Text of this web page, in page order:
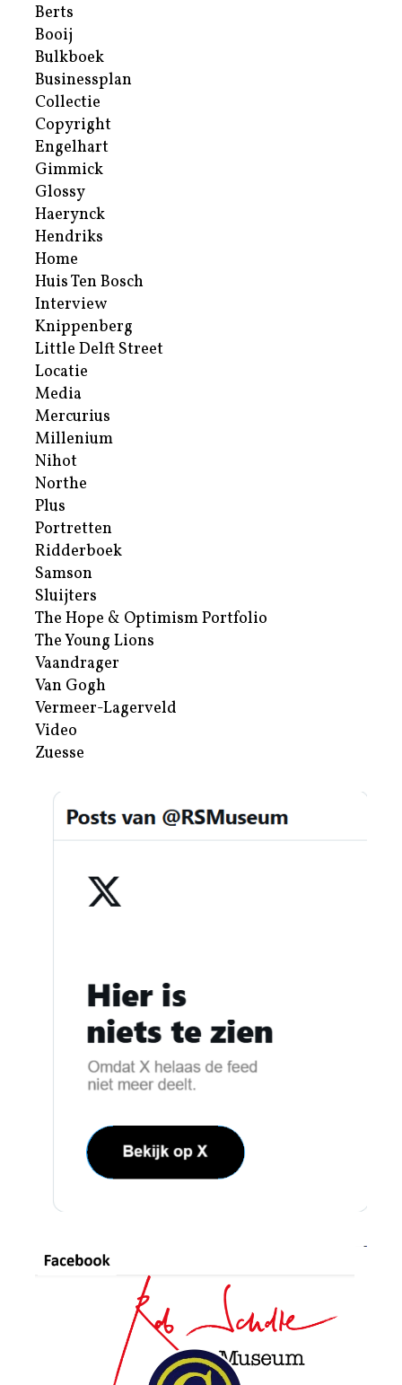
Berts
Booij
Bulkboek
Businessplan
Collectie
Copyright
Engelhart
Gimmick
Glossy
Haerynck
Hendriks
Home
Huis Ten Bosch
Interview
Knippenberg
Little Delft Street
Locatie
Media
Mercurius
Millenium
Nihot
Northe
Plus
Portretten
Ridderboek
Samson
Sluijters
The Hope & Optimism Portfolio
The Young Lions
Vaandrager
Van Gogh
Vermeer-Lagerveld
Video
Zuesse